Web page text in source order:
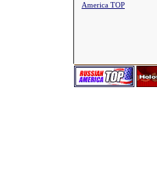
America TOP